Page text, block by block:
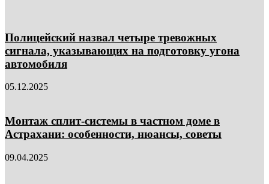
Полицейский назвал четыре тревожных
сигнала, указывающих на подготовку угона
автомобиля
05.12.2025
Монтаж сплит-системы в частном доме в
Астрахани: особенности, нюансы, советы
09.04.2025